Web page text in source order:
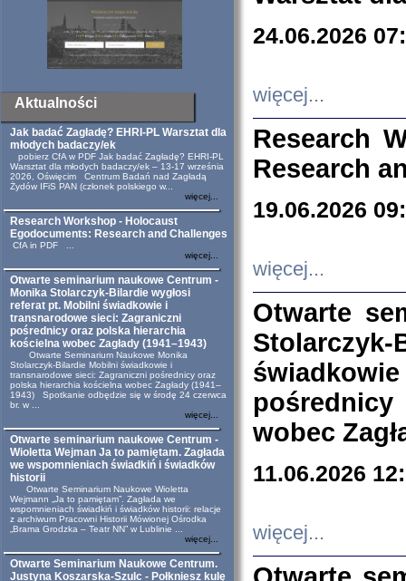
Aktualności
Jak badać Zagładę? EHRI-PL Warsztat dla
młodych badaczy/ek
pobierz CfA w PDF Jak badać Zagładę? EHRI-PL
Warsztat dla młodych badaczy/ek – 13-17 września
2026, Oświęcim Centrum Badań nad Zagładą
Żydów IFiS PAN (członek polskiego w...
więcej...
Research Workshop - Holocaust
Egodocuments: Research and Challenges
CfA in PDF ...
więcej...
Otwarte seminarium naukowe Centrum -
Monika Stolarczyk-Bilardie wygłosi
referat pt. Mobilni świadkowie i
transnarodowe sieci: Zagraniczni
pośrednicy oraz polska hierarchia
kościelna wobec Zagłady (1941–1943)
Otwarte Seminarium Naukowe Monika
Stolarczyk-Bilardie Mobilni świadkowie i
transnarodowe sieci: Zagraniczni pośrednicy oraz
polska hierarchia kościelna wobec Zagłady (1941–
1943) Spotkanie odbędzie się w środę 24 czerwca
br. w ...
więcej...
Otwarte seminarium naukowe Centrum -
Wioletta Wejman Ja to pamiętam. Zagłada
we wspomnieniach świadkiń i świadków
historii
Otwarte Seminarium Naukowe Wioletta
Wejmann „Ja to pamiętam”. Zagłada we
wspomnieniach świadkiń i świadków historii: relacje
z archiwum Pracowni Historii Mówionej Ośrodka
„Brama Grodzka – Teatr NN” w Lublinie ...
więcej...
Otwarte Seminarium Naukowe Centrum.
Justyna Koszarska-Szulc - Połkniesz kulę
24.06.2026
więcej...
Research
Research
19.06.2026
więcej...
Otwarte
wobec
11.06.2026
więcej...